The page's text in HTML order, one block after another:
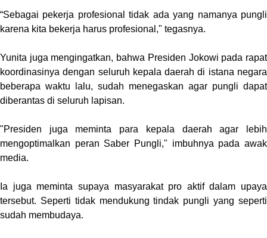
“Sebagai pekerja profesional tidak ada yang namanya pungli
karena kita bekerja harus profesional," tegasnya.
Yunita juga mengingatkan, bahwa Presiden Jokowi pada rapat
koordinasinya dengan seluruh kepala daerah di istana negara
beberapa waktu lalu, sudah menegaskan agar pungli dapat
diberantas di seluruh lapisan.
"Presiden juga meminta para kepala daerah agar lebih
mengoptimalkan peran Saber Pungli," imbuhnya pada awak
media.
Ia juga meminta supaya masyarakat pro aktif dalam upaya
tersebut. Seperti tidak mendukung tindak pungli yang seperti
sudah membudaya.